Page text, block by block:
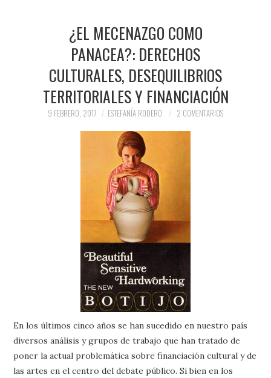
HACER BOSQUE (SALA DE
PRENSA Y
COLABORACIONES)
¿EL MECENAZGO COMO
PANACEA?: DERECHOS
CULTURALES, DESEQUILIBRIOS
TERRITORIALES Y FINANCIACIÓN
9 FEBRERO, 2017 ESTEFANÍA RODERO 2 COMENTARIOS
En los últimos cinco años se han sucedido en nuestro país
diversos análisis y grupos de trabajo que han tratado de
poner la actual problemática sobre financiación cultural y de
las artes en el centro del debate público. Si bien en los